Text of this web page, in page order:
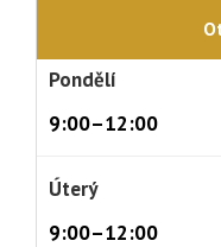
Pondělí
9:00–12:00
Úterý
9:00–12:00